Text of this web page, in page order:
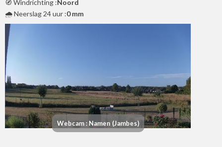
🧭 Windrichting :Noord
🌧️ Neerslag 24 uur :0 mm
Webcam : Namen (Jambes)